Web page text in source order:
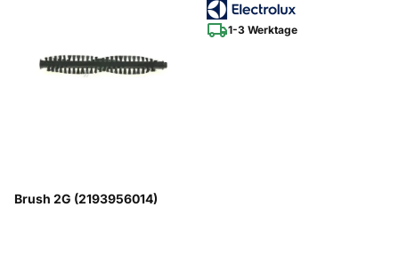
1-3 Werktage
Brush 2G (2193956014)